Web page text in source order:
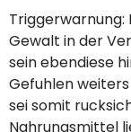
Gewalt in der
sein ebendiese
Gefuhlen
sei somit
Nahrungsmittel